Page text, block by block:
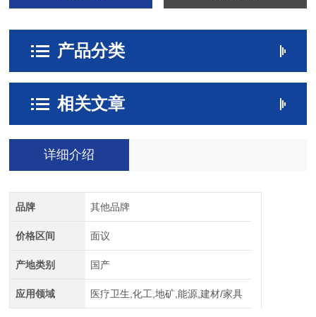
产品分类
相关文章
详细介绍
品牌 其他品牌
价格区间 面议
产地类别 国产
应用领域 医疗卫生,化工,地矿,能源,建材/家具